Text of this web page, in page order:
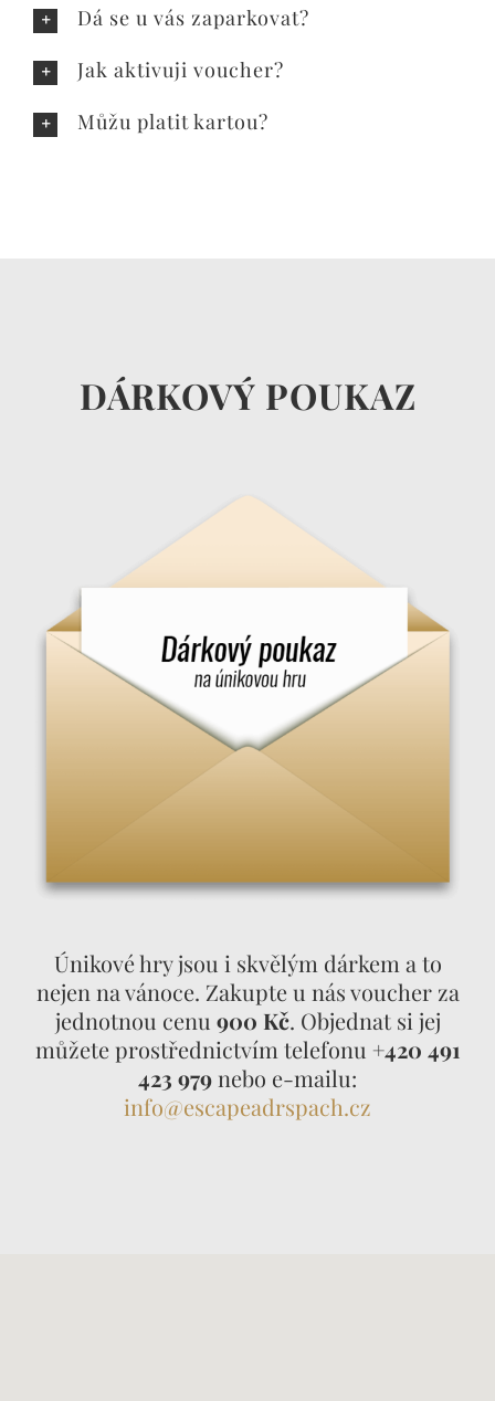
Dá se u vás zaparkovat?
Jak aktivuji voucher?
Můžu platit kartou?
DÁRKOVÝ POUKAZ
Únikové hry jsou i skvělým dárkem a to
nejen na vánoce. Zakupte u nás voucher za
jednotnou cenu 900 Kč. Objednat si jej
můžete prostřednictvím telefonu +420 491
423 979 nebo e-mailu:
info@escapeadrspach.cz